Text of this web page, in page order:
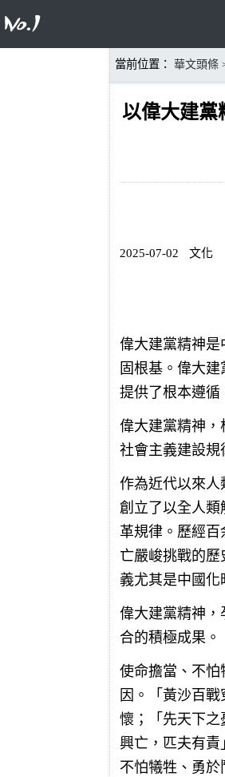
當前位置： 華文頭條
以偉大建黨
2025-07-02 文化
偉大建黨精神是
固根基。偉大
提供了根本遵循
偉大建黨精神，
社會主義建設規
作為近代以來人
創立了以全人類
革規律。歷經
亡嚴峻挑戰的
義尤其是中國化
偉大建黨精神，
合的積極成果。
使命擔當、不
因。「黃沙百
懷；「先天下之
興亡，匹夫有責
不怕犧牲、勇於